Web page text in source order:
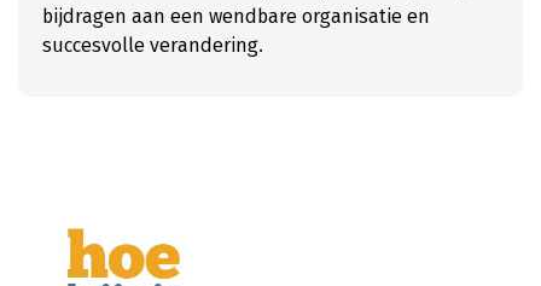
bijdragen aan een wendbare organisatie en
succesvolle verandering.